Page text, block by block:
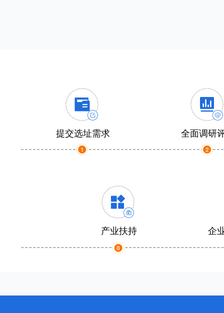
提交选址需求 全面调研
产业扶持 企